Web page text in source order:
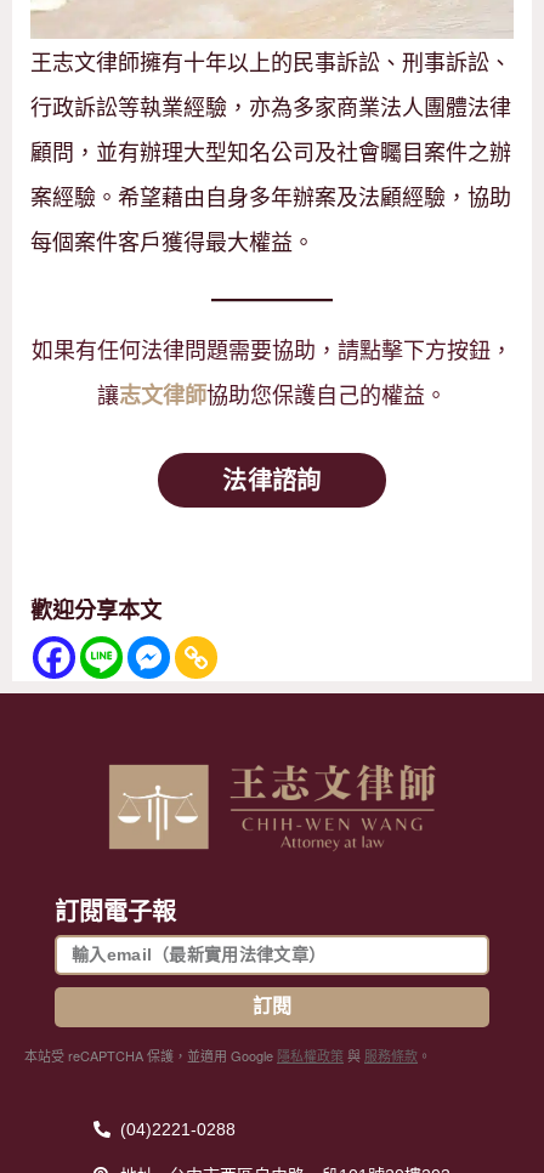
王志文律師擁有十年以上的民事訴訟、刑事訴訟、
行政訴訟等執業經驗，亦為多家商業法人團體法律
顧問，並有辦理大型知名公司及社會矚目案件之辦
案經驗。希望藉由自身多年辦案及法顧經驗，協助
每個案件客戶獲得最大權益。
如果有任何法律問題需要協助，請點擊下方按鈕，
讓志文律師協助您保護自己的權益。
法律諮詢
歡迎分享本文
訂閱電子報
訂閱
本站受 reCAPTCHA 保護，並適用 Google 隱私權政策與 服務條款 。
(04)2221-0288